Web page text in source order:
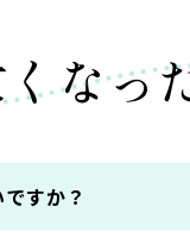
なっ
すか？